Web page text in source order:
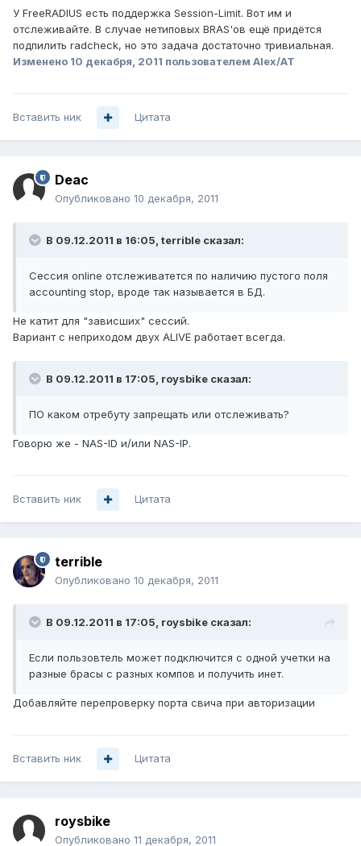
У FreeRADIUS есть поддержка Session-Limit. Вот им и
отслеживайте. В случае нетиповых BRAS'ов ещё придётся
подпилить radcheck, но это задача достаточно тривиальная.
Изменено 10 декабря, 2011 пользователем Alex/AT
Вставить ник Цитата
Deac
Опубликовано 10 декабря, 2011
В 09.12.2011 в 16:05, terrible сказал:
Сессия online отслеживатется по наличию пустого поля
accounting stop, вроде так называется в БД.
Не катит для "зависших" сессий.
Вариант с неприходом двух ALIVE работает всегда.
В 09.12.2011 в 17:05, roysbike сказал:
ПО каком отребуту запрещать или отслеживать?
Говорю же - NAS-ID и/или NAS-IP.
Вставить ник Цитата
terrible
Опубликовано 10 декабря, 2011
В 09.12.2011 в 17:05, roysbike сказал:
Если пользовтель может подключится с одной учетки на
разные брасы с разных компов и получить инет.
Добавляйте перепроверку порта свича при авторизации
Вставить ник Цитата
roysbike
Опубликовано 11 декабря, 2011